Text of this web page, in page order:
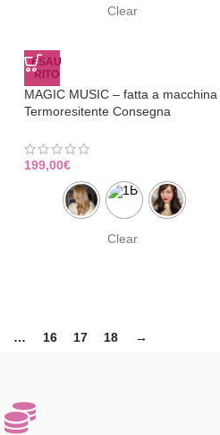
Clear
ESAU
RITO
MAGIC MUSIC – fatta a macchina
Termoresitente Consegna
199,00€
Clear
… 16 17 18 →